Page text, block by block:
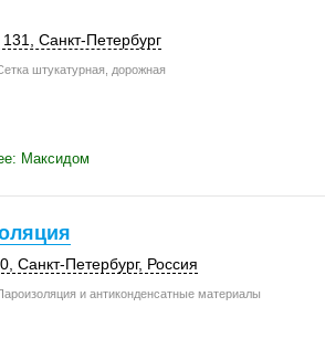
131 Санкт-Петербург
штукатурная, дорожная
Максидом
Санкт-Петербург, Россия
и антиконденсатные материалы